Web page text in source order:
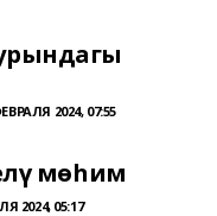
2024, 07:55
мөһим
2024, 05:17